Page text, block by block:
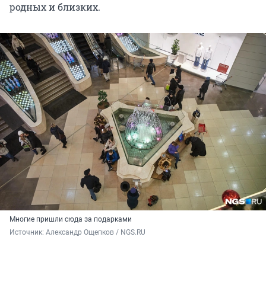
родных и близких.
Многие пришли сюда за подарками
Источник: Александр Ощепков / NGS.RU